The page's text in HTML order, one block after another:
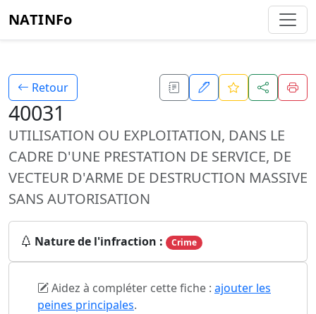
NATINFo
Retour
40031
UTILISATION OU EXPLOITATION, DANS LE
CADRE D'UNE PRESTATION DE SERVICE, DE
VECTEUR D'ARME DE DESTRUCTION MASSIVE
SANS AUTORISATION
Nature de l'infraction : Crime
Aidez à compléter cette fiche : ajouter les
peines principales.